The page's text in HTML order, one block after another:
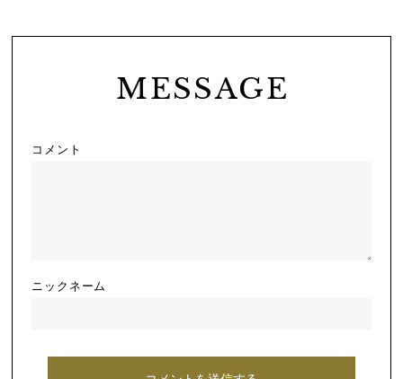
MESSAGE
コメント
ニックネーム